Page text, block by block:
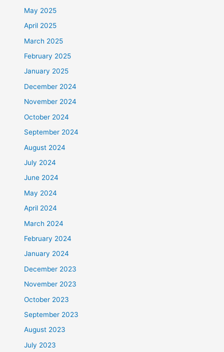
May 2025
April 2025
March 2025
February 2025
January 2025
December 2024
November 2024
October 2024
September 2024
August 2024
July 2024
June 2024
May 2024
April 2024
March 2024
February 2024
January 2024
December 2023
November 2023
October 2023
September 2023
August 2023
July 2023